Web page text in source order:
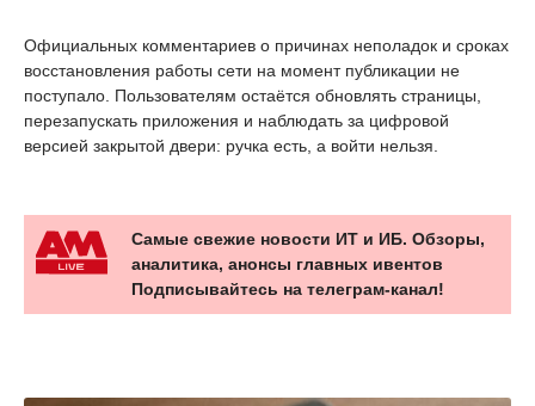
Официальных комментариев о причинах неполадок и сроках
восстановления работы сети на момент публикации не
поступало. Пользователям остаётся обновлять страницы,
перезапускать приложения и наблюдать за цифровой
версией закрытой двери: ручка есть, а войти нельзя.
Самые свежие новости ИТ и ИБ. Обзоры,
аналитика, анонсы главных ивентов
Подписывайтесь на телеграм-канал!